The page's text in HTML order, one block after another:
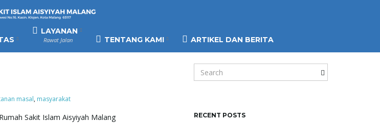
LAYANAN
Rawat Jalan TENTANG KAMI ARTIKEL DAN BERITA
masal, masyarakat
Sakit Islam Aisyiyah Malang
e
c
RECENT POSTS